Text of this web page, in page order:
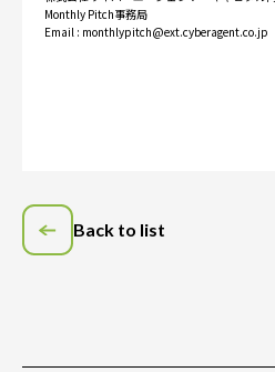
Monthly Pitch事務局
Email : monthlypitch@ext.cyberagent.co.jp
Back to list